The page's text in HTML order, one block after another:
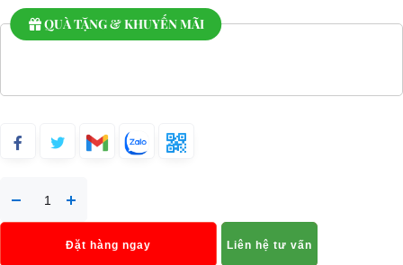
QUÀ TẶNG & KHUYẾN MÃI
Đặt hàng ngay Liên hệ tư vấn